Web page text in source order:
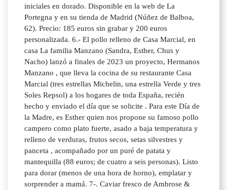
iniciales en dorado. Disponible en la web de La
Portegna y en su tienda de Madrid (Núñez de Balboa,
62). Precio: 185 euros sin grabar y 200 euros
personalizada. 6.- El pollo relleno de Casa Marcial, en
casa La familia Manzano (Sandra, Esther, Chus y
Nacho) lanzó a finales de 2023 un proyecto, Hermanos
Manzano , que lleva la cocina de su restaurante Casa
Marcial (tres estrellas Michelin, una estrella Verde y tres
Soles Repsol) a los hogares de toda España, recién
hecho y enviado el día que se solicite . Para este Día de
la Madre, es Esther quien nos propone su famoso pollo
campero como plato fuerte, asado a baja temperatura y
relleno de verduras, frutos secos, setas silvestres y
panceta , acompañado por un puré de patata y
mantequilla (88 euros; de cuatro a seis personas). Listo
para dorar (menos de una hora de horno), emplatar y
sorprender a mamá. 7-. Caviar fresco de Ambrose &